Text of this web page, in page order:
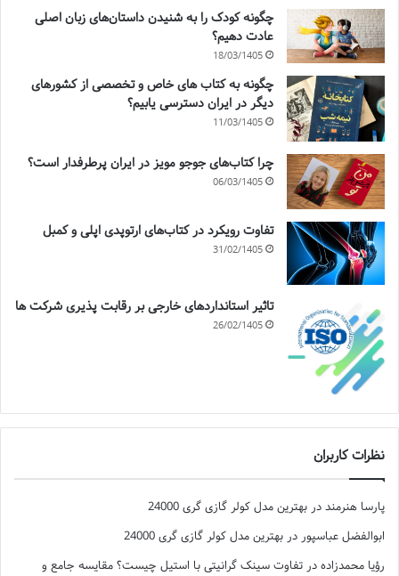
چگونه کودک را به شنیدن داستان‌های زبان اصلی
عادت دهیم؟
18/03/1405
چگونه به کتاب های خاص و تخصصی از کشورهای
دیگر در ایران دسترسی یابیم؟
11/03/1405
چرا کتاب‌های جوجو مویز در ایران پرطرفدار است؟
06/03/1405
تفاوت رویکرد در کتاب‌های ارتوپدی اپلی و کمبل
31/02/1405
تاثیر استانداردهای خارجی بر رقابت پذیری شرکت ها
26/02/1405
نظرات کاربران
پارسا هنرمند در بهترین مدل کولر گازی گری 24000
ابوالفضل عباسپور در بهترین مدل کولر گازی گری 24000
رؤیا محمدزاده در تفاوت سینک گرانیتی با استیل چیست؟ مقایسه جامع و